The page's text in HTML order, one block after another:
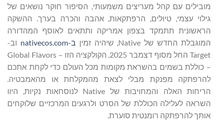
מובילים עם קהל מעריצים משמעותי, הסיפור חוקר נושאים של
גילוי עצמי, טיולים, הרפתקאות, אהבה והכרה בערך. ההשקה
הראשונית תתמקד בצפון אמריקה ותתאים לאוסף המהדורה
המוגבלת החדש של Native, שיהיה זמין
ב-nativecos.com
וב-
Target החל מסוף דצמבר 2025. הקולקציה הזו – Global Flavors
– כוללת בשמים בהשראת מקומות מכל העולם כדי לקחת אתכם
להרפתקה מפנקת מבלי לצאת מהמקלחת או מהאמבטיה.
הריחות האלה והמחויבות של Native לנוסחאות נקיות, היוו
השראה לעלילה הכוללת של הסרט ולרגעים המרכזיים שלוקחים
אותך להרפתקה רומנטית סוערת.